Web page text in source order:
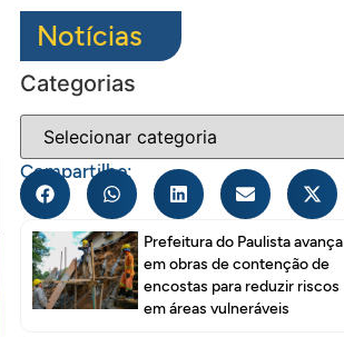
Notícias
Categorias
Compartilhe:
Prefeitura do Paulista avança
em obras de contenção de
encostas para reduzir riscos
em áreas vulneráveis